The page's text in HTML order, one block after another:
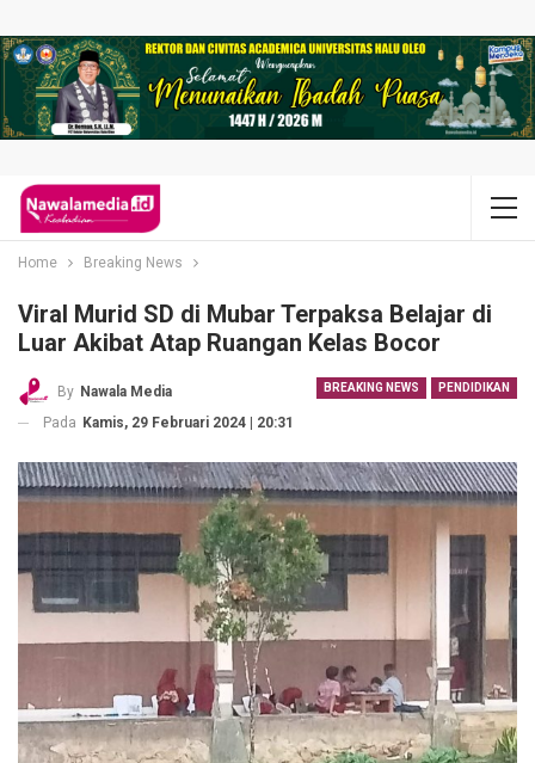
Home Breaking News
Viral Murid SD di Mubar Terpaksa Belajar di
Luar Akibat Atap Ruangan Kelas Bocor
BREAKING NEWS PENDIDIKAN
By Nawala Media
Pada Kamis, 29 Februari 2024 | 20:31